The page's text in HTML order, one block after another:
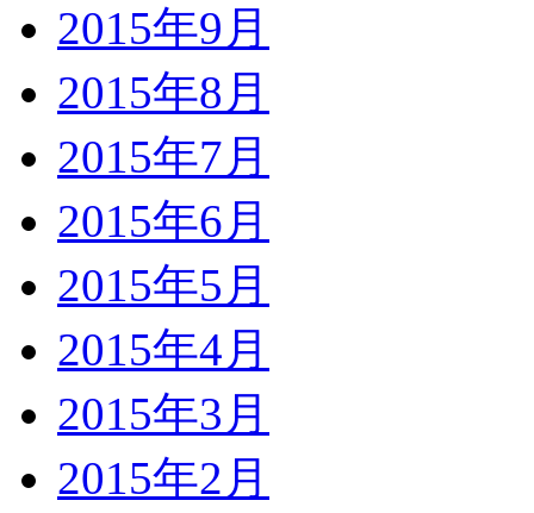
2015年9月
2015年8月
2015年7月
2015年6月
2015年5月
2015年4月
2015年3月
2015年2月